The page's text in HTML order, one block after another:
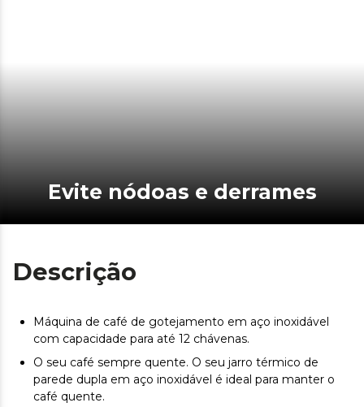
Evite nódoas e derrames
Descrição
Máquina de café de gotejamento em aço inoxidável
com capacidade para até 12 chávenas.
O seu café sempre quente. O seu jarro térmico de
parede dupla em aço inoxidável é ideal para manter o
café quente.